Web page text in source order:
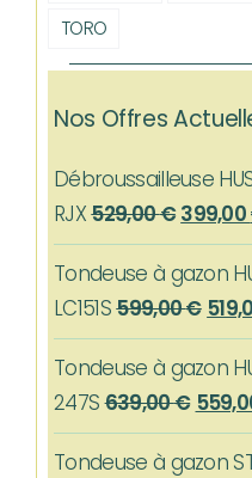
TORO
Nos Offres
Débroussailleuse
RJX529,00€ Le
prix
initial
était :
399,00
Tondeuse à gazon
LC151S599,00€ Le
prix
initial
était
Tondeuse à gazon
247S639,00€ Le
prix
initial
Tondeuse à gazon